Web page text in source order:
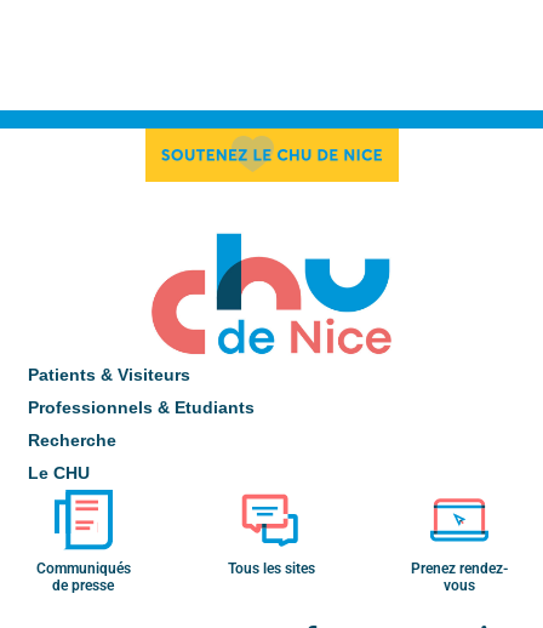
Patients & Visiteurs
Professionnels & Etudiants
Recherche
Le CHU
Communiqués
de presse
Tous les sites
Prenez rendez-
vous